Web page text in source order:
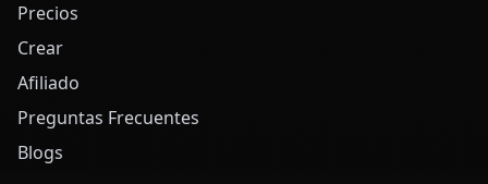
Precios
Crear
Afiliado
Preguntas Frecuentes
Blogs